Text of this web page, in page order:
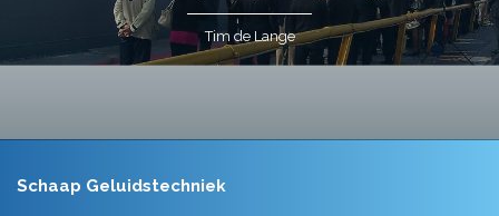
Tim de Lange
Schaap Geluidstechniek